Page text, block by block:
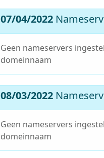
07/04/2022
Geen nameservers
domeinnaam
08/03/2022
Geen nameservers
domeinnaam